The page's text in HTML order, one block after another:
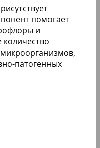
помогает
и
патогенных